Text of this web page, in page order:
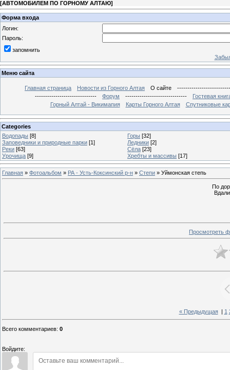
[АВТОМОБИЛЕМ ПО ГОРНОМУ АЛТАЮ]
Форма входа
Логин:
Пароль:
запомнить
Меню сайта
Главная страница Новости из Горного Алтая О сайте
------------------------------
Форум ------------------------------
Гостевая
Горный Алтай - Викимапия
Карты Горного Алтая Спутниковые
Categories
Водопады [8] Горы [32]
Заповедники и природные парки [1] Ледники [2]
Реки [63] Сёла [23]
Урочища [9] Хребты и массивы [17]
Главная » Фотоальбом » РА - Усть-Коксинский р-н » Степи » Уймонская степь
По
Просмотреть
« Предыдущая| 1
Всего комментариев: 0
Войдите: